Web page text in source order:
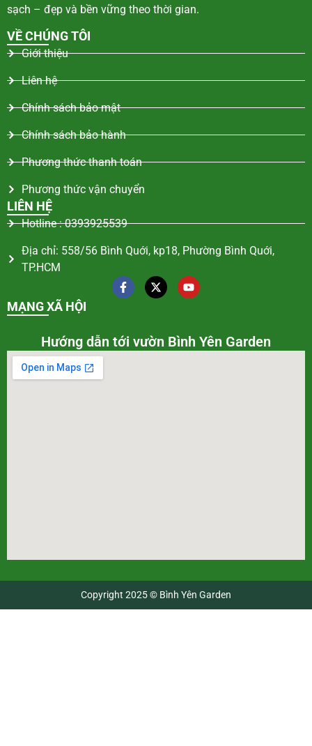
sạch – đẹp và bền vững theo thời gian.
VỀ CHÚNG TÔI
Giới thiệu
Liên hệ
Chính sách bảo mật
Chính sách bảo hành
Phương thức thanh toán
Phương thức vận chuyển
LIÊN HỆ
Hotline : 0393925539
Địa chỉ: 558/56 Bình Quới, kp18, Phường Bình Quới,
TP.HCM
MẠNG XÃ HỘI
Hướng dẫn tới vườn Bình Yên Garden
Copyright 2025 © Bình Yên Garden